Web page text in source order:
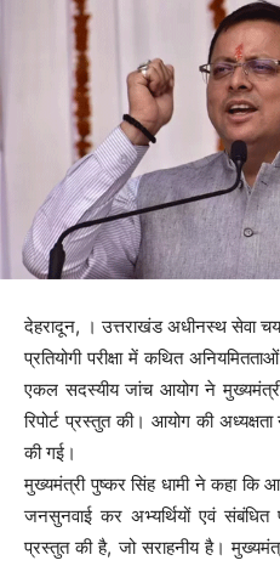
देहरादून, । उत्तराखंड अधीनस्थ सेवा
प्रतियोगी परीक्षा में कथित
एकल सदस्यीय जांच आयोग ने
रिपोर्ट प्रस्तुत की। आयोग की अध्यक्षता
की गई।
मुख्यमंत्री पुष्कर सिंह धामी ने कहा
जनसुनवाई कर अभ्यर्थियों एवं संबंधित
प्रस्तुत की है, जो सराहनीय है।